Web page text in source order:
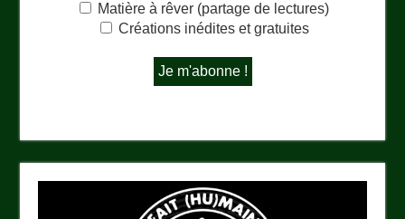
Matière à rêver (partage de lectures)
Créations inédites et gratuites